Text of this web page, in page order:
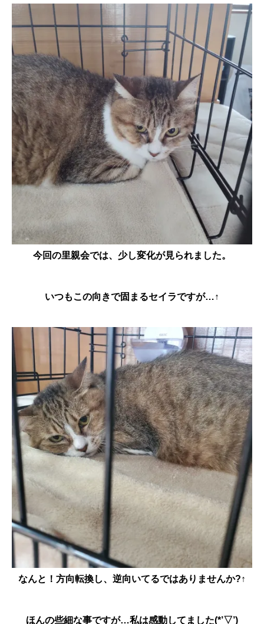
今回の里親会では、少し変化が見られました。
いつもこの向きで固まるセイラですが…↑
なんと！方向転換し、逆向いてるではありませんか?↑
ほんの些細な事ですが…私は感動してました(*’▽’)